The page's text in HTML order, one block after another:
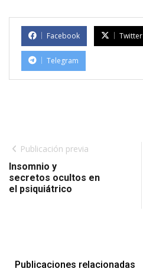
Facebook Twitter
Telegram
Publicación previa
Insomnio y
secretos ocultos en
el psiquiátrico
Publicaciones relacionadas